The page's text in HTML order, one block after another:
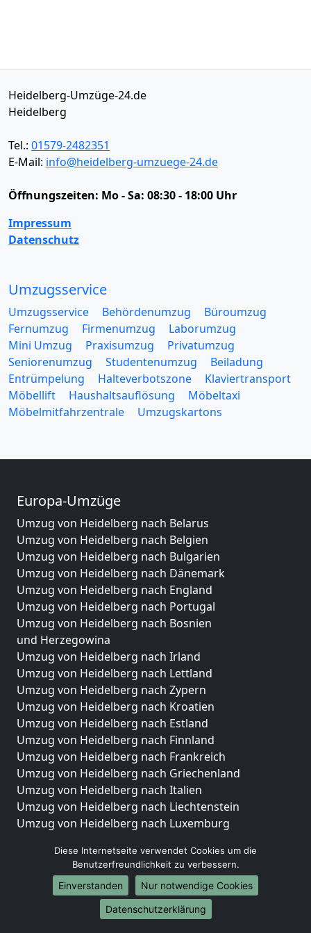
Heidelberg-Umzüge-24.de
Heidelberg
Tel.: 01579-2482351
E-Mail: info@heidelberg-umzuege-24.de
Öffnungszeiten: Mo - Sa: 08:30 - 18:00 Uhr
Impressum
Datenschutz
Umzugsservice
Umzugsservice Behördenumzug
Büroumzug
Fernumzug
Firmenumzug
Laborumzug
Mini Umzug
Praxisumzug
Privatumzug
Seniorenumzug
Studentenumzug
Beiladung
Entrümpelung
Halteverbotszone
Klaviertransport
Möbellift
Haushaltsauflösung
Möbeltaxi
Möbelmitfahrzentrale
Umzugskartons
Europa-Umzüge
Umzug von Heidelberg nach Belarus
Umzug von Heidelberg nach Belgien
Umzug von Heidelberg nach Bulgarien
Umzug von Heidelberg nach Dänemark
Umzug von Heidelberg nach England
Umzug von Heidelberg nach Portugal
Umzug von Heidelberg nach Bosnien
und Herzegowina
Umzug von Heidelberg nach Irland
Umzug von Heidelberg nach Lettland
Umzug von Heidelberg nach Zypern
Umzug von Heidelberg nach Kroatien
Umzug von Heidelberg nach Estland
Umzug von Heidelberg nach Finnland
Umzug von Heidelberg nach Frankreich
Umzug von Heidelberg nach Griechenland
Umzug von Heidelberg nach Italien
Umzug von Heidelberg nach Liechtenstein
Umzug von Heidelberg nach Luxemburg
Umzug von Heidelberg nach Norwegen
Umzüge-Deutschlandweit
Umzug von Heidelberg nach Berlin
Umzug von Heidelberg nach Hamburg
Diese Internetseite verwendet Cookies um die
Benutzerfreundlichkeit zu verbessern.
Einverstanden
Nur notwendige Cookies
Datenschutzerklärung